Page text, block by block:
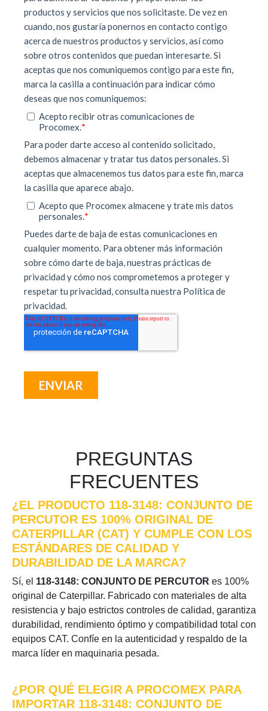
PREGUNTAS
FRECUENTES
¿EL PRODUCTO 118-3148: CONJUNTO DE
PERCUTOR ES 100% ORIGINAL DE
CATERPILLAR (CAT) Y CUMPLE CON LOS
ESTÁNDARES DE CALIDAD Y
DURABILIDAD DE LA MARCA?
Sí, el 118-3148: CONJUNTO DE PERCUTOR es 100%
original de Caterpillar. Fabricado con materiales de alta
resistencia y bajo estrictos controles de calidad, garantiza
durabilidad, rendimiento óptimo y compatibilidad total con
equipos CAT. Confíe en la autenticidad y respaldo de la
marca líder en maquinaria pesada.
¿POR QUÉ ELEGIR A PROCOMEX PARA
IMPORTAR 118-3148: CONJUNTO DE